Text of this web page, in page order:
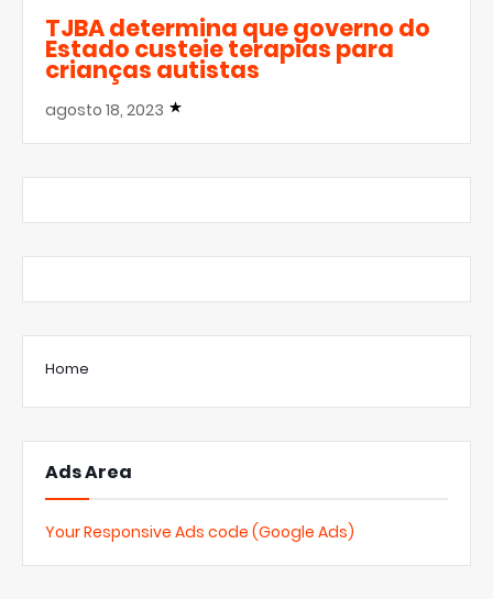
TJBA determina que governo do
Estado custeie terapias para
crianças autistas
agosto 18, 2023
Home
Ads Area
Your Responsive Ads code (Google Ads)